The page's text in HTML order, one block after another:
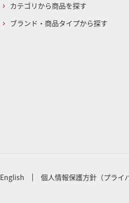
カテゴリから商品を探す
ブランド・商品タイプから探す
English 個人情報保護方針（プライ